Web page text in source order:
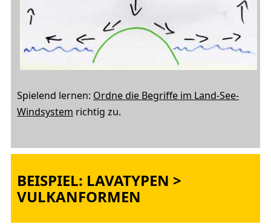
Spielend lernen: Ordne die Begriffe im Land-See-
Windsystem richtig zu.
BEISPIEL: LAVATYPEN >
VULKANFORMEN